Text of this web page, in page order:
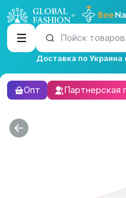
Пойск
Доставка по
Опт Партнерская